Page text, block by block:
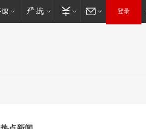
登录